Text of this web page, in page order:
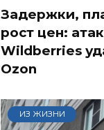
Задержки,
рост цен:
Wildberries
Ozon
ИЗ ЖИЗНИ